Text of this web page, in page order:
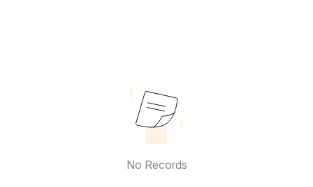
No Records